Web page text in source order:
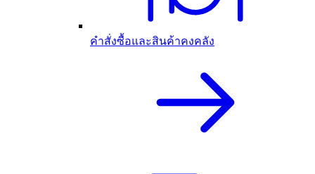
คำสั่งซื้อและสินค้าคงคลัง